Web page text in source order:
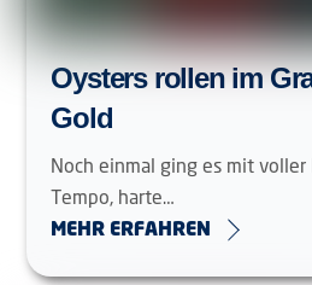
Oysters rollen im
Gold
Noch einmal ging es mit
Tempo, harte…
MEHR ERFAHREN